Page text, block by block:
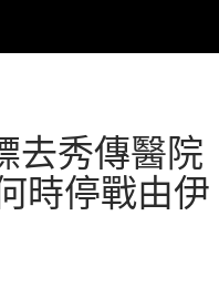
去秀傳醫院
時停戰由伊